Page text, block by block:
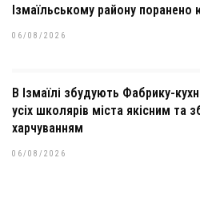
Ізмаїльському району поранено
06/08/2026
В Ізмаїлі збудують Фабрику-
усіх школярів міста якісним та
харчуванням
06/08/2026